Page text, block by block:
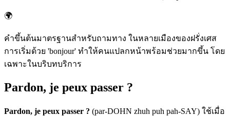
🌍
คำขึ้นต้นมาตรฐานสำหรับถามทาง ในหลายเมืองของฝรั่งเศส
การเริ่มด้วย 'bonjour' ทำให้คนแปลกหน้าพร้อมช่วยมากขึ้น โดย
เฉพาะในบริบทบริการ
Pardon, je peux passer ?
Pardon, je peux passer ? (par-DOHN zhuh puh pah-SAY) ใช้เมื่อ